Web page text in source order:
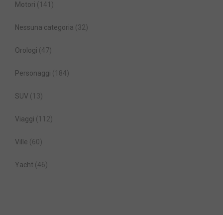
Motori (141)
Nessuna categoria (32)
Orologi (47)
Personaggi (184)
SUV (13)
Viaggi (112)
Ville (60)
Yacht (46)